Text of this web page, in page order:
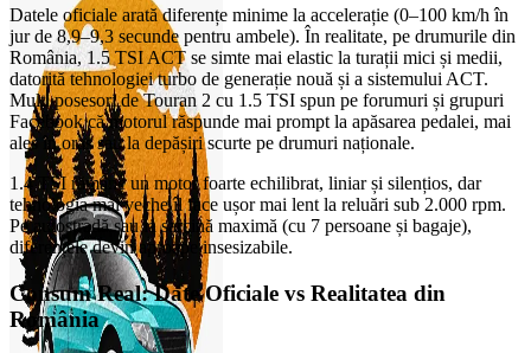
Datele oficiale arată diferențe minime la accelerație (0–100 km/h în
jur de 8,9–9,3 secunde pentru ambele). În realitate, pe drumurile din
România, 1.5 TSI ACT se simte mai elastic la turații mici și medii,
datorită tehnologiei turbo de generație nouă și a sistemului ACT.
Mulți posesori de Touran 2 cu 1.5 TSI spun pe forumuri și grupuri
Facebook că motorul răspunde mai prompt la apăsarea pedalei, mai
ales în oraș sau la depășiri scurte pe drumuri naționale.
1.4 TSI rămâne un motor foarte echilibrat, liniar și silențios, dar
tehnologia mai veche îl face ușor mai lent la reluări sub 2.000 rpm.
Pe autostradă sau la sarcină maximă (cu 7 persoane și bagaje),
diferențele devin aproape insesizabile.
Consum Real: Date Oficiale vs Realitatea din
România